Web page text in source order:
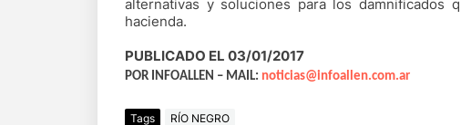
alternativas y soluciones para los damnificados
hacienda.
PUBLICADO EL 03/01/2017
POR INFOALLEN – MAIL: noticias@infoallen.com.ar
Tags RÍO NEGRO